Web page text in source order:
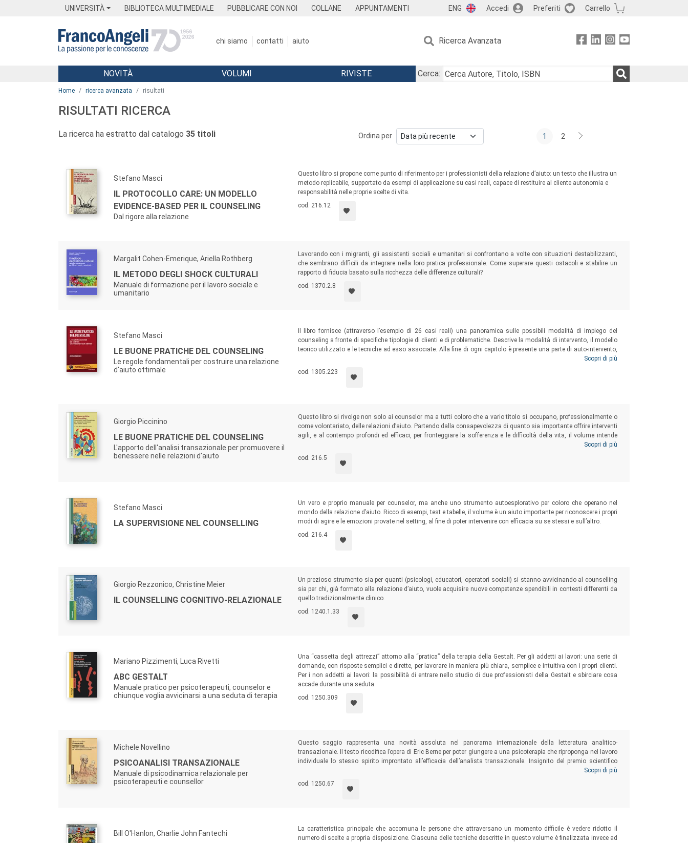
UNIVERSITÀ BIBLIOTECA MULTIMEDIALE PUBBLICARE CON NOI COLLANE APPUNTAMENTI ENG Accedi Preferiti Carrello
chi siamo contatti aiuto Ricerca Avanzata
Menu
NOVITÀ VOLUMI RIVISTE
Cerca:
Home ricerca avanzata risultati
RISULTATI RICERCA
La ricerca ha estratto dal catalogo 35 titoli Ordina per 1 2
Stefano Masci
IL PROTOCOLLO CARE: UN MODELLO
EVIDENCE-BASED PER IL COUNSELING
Dal rigore alla relazione
Questo libro si propone come punto di riferimento per i professionisti della relazione d’aiuto: un testo che illustra un
metodo replicabile, supportato da esempi di applicazione su casi reali, capace di restituire al cliente autonomia e
responsabilità nelle proprie scelte di vita.
cod. 216.12
Margalit Cohen-Emerique, Ariella Rothberg
IL METODO DEGLI SHOCK CULTURALI
Manuale di formazione per il lavoro sociale e
umanitario
Lavorando con i migranti, gli assistenti sociali e umanitari si confrontano a volte con situazioni destabilizzanti,
che sembrano difficili da integrare nella loro pratica professionale. Come superare questi ostacoli e stabilire un
rapporto di fiducia basato sulla ricchezza delle differenze culturali?
cod. 1370.2.8
Stefano Masci
LE BUONE PRATICHE DEL COUNSELING
Le regole fondamentali per costruire una relazione
d'aiuto ottimale
Il libro fornisce (attraverso l’esempio di 26 casi reali) una panoramica sulle possibili modalità di impiego del
counseling a fronte di specifiche tipologie di clienti e di problematiche. Descrive la modalità di intervento, il modello
teorico utilizzato e le tecniche ad esso associate. Alla fine di ogni capitolo è presente una parte di auto-intervento,
Scopri di più
cod. 1305.223
Giorgio Piccinino
LE BUONE PRATICHE DEL COUNSELING
L'apporto dell'analisi transazionale per promuovere il
benessere nelle relazioni d'aiuto
Questo libro si rivolge non solo ai counselor ma a tutti coloro che a vario titolo si occupano, professionalmente o
come volontariato, delle relazioni d’aiuto. Partendo dalla consapevolezza di quanto sia importante offrire interventi
agili, e al contempo profondi ed efficaci, per fronteggiare la sofferenza e le difficoltà della vita, il volume intende
evidenziare le straordinarie potenzialità di una professione emergente (quando supportata da professionalità, cura,
serietà e passione).
Scopri di più
cod. 216.5
Stefano Masci
LA SUPERVISIONE NEL COUNSELLING
Un vero e proprio manuale per counselor, ma anche uno strumento autoesplorativo per coloro che operano nel
mondo della relazione d’aiuto. Ricco di esempi, test e tabelle, il volume è un aiuto importante per riconoscere i propri
modi di agire e le emozioni provate nel setting, al fine di poter intervenire con efficacia su se stessi e sull’altro.
cod. 216.4
Giorgio Rezzonico, Christine Meier
IL COUNSELLING COGNITIVO-RELAZIONALE
Un prezioso strumento sia per quanti (psicologi, educatori, operatori sociali) si stanno avvicinando al counselling
sia per chi, già formato alla relazione d’aiuto, vuole acquisire nuove competenze spendibili in contesti differenti da
quello tradizionalmente clinico.
cod. 1240.1.33
Mariano Pizzimenti, Luca Rivetti
ABC GESTALT
Manuale pratico per psicoterapeuti, counselor e
chiunque voglia avvicinarsi a una seduta di terapia
Una “cassetta degli attrezzi” attorno alla “pratica” della terapia della Gestalt. Per gli addetti ai lavori: una serie di
domande, con risposte semplici e dirette, per lavorare in maniera più chiara, semplice e intuitiva con i propri clienti.
Per i non addetti ai lavori: la possibilità di entrare nello studio di due professionisti della Gestalt e sbirciare cosa
accade durante una seduta.
cod. 1250.309
Michele Novellino
PSICOANALISI TRANSAZIONALE
Manuale di psicodinamica relazionale per
psicoterapeuti e counsellor
Questo saggio rappresenta una novità assoluta nel panorama internazionale della letteratura analitico-
transazionale. Il testo ricodifica l’opera di Eric Berne per poter giungere a una psicoterapia che riproponga nel lavoro
individuale lo stesso spirito improntato all’efficacia dell’analista transazionale. Insignito del premio scientifico
internazionale Eric Berne Memorial Award 2003 proprio per le scoperte relative a un’analisi transazionale
psicodinamica utilizzata nel setting individuale, l’autore ha raccolto in questo volume le ricerche di quasi trent’anni
di lavoro clinico e insegnamento.
Scopri di più
cod. 1250.67
Bill O'Hanlon, Charlie John Fantechi
La caratteristica principale che accomuna le persone che attraversano un momento difficile è vedere ridotto il
numero di scelte a propria disposizione. Ciascuna delle tecniche descritte in questo volume è finalizzata invece ad